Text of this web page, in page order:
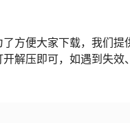
方便大家下载，我们
解压即可，如遇到失